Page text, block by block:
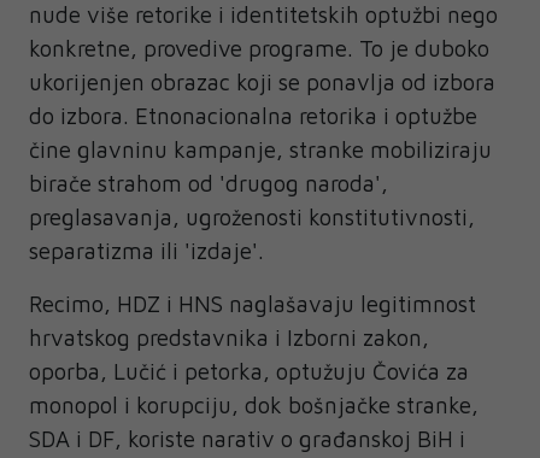
nude više retorike i identitetskih optužbi nego
konkretne, provedive programe. To je duboko
ukorijenjen obrazac koji se ponavlja od izbora
do izbora. Etnonacionalna retorika i optužbe
čine glavninu kampanje, stranke mobiliziraju
birače strahom od 'drugog naroda',
preglasavanja, ugroženosti konstitutivnosti,
separatizma ili 'izdaje'.
Recimo, HDZ i HNS naglašavaju legitimnost
hrvatskog predstavnika i Izborni zakon,
oporba, Lučić i petorka, optužuju Čovića za
monopol i korupciju, dok bošnjačke stranke,
SDA i DF, koriste narativ o građanskoj BiH i